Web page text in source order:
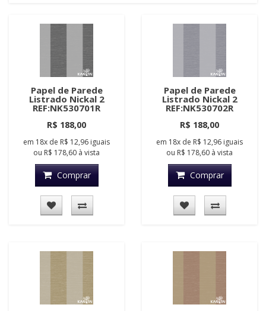
Papel de Parede
Listrado Nickal 2
REF:NK530701R
R$ 188,00
em 18x de R$ 12,96 iguais
ou R$ 178,60 à vista
Comprar
Papel de Parede
Listrado Nickal 2
REF:NK530702R
R$ 188,00
em 18x de R$ 12,96 iguais
ou R$ 178,60 à vista
Comprar